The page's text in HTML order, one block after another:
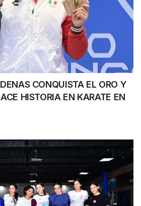
CONQUISTA EL ORO Y
HISTORIA EN KARATE EN